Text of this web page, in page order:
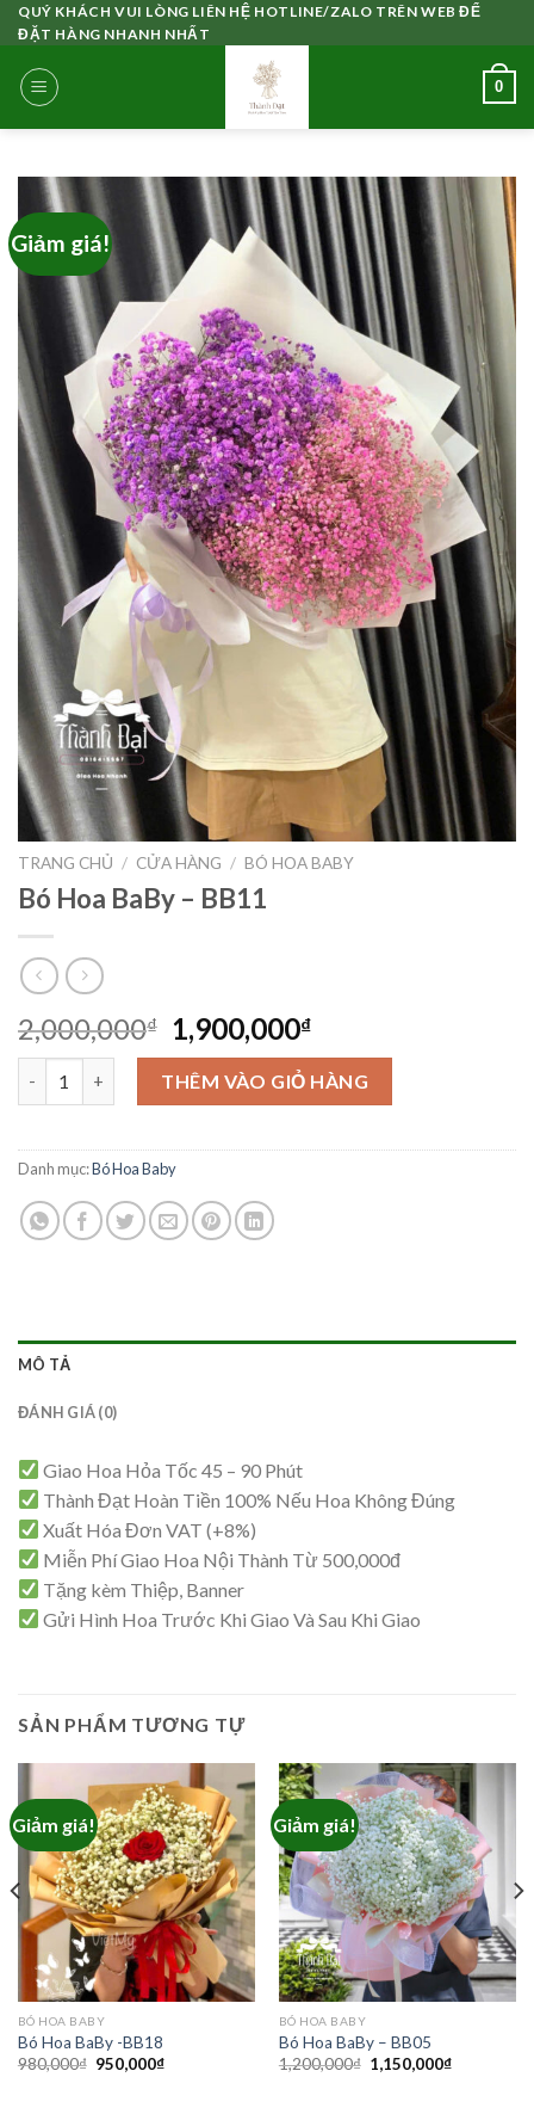
Skip
to
content
QUÝ KHÁCH VUI LÒNG LIÊN HỆ HOTLINE/ZALO TRÊN WEB ĐỂ
ĐẶT HÀNG NHANH NHẤT
0
Giảm giá!
TRANG CHỦ / CỬA HÀNG / BÓ HOA BABY
Bó Hoa BaBy – BB11
2,000,000₫
Giá
gốc
là:
2,000,000₫.
1,900,000₫Giá
hiện
tại
là:
1,900,000₫.
Bó Hoa BaBy - BB11 số lượngTHÊM VÀO GIỎ HÀNG
Danh mục:Bó Hoa Baby
MÔ TẢ
ĐÁNH GIÁ (0)
Giao Hoa Hỏa Tốc 45 – 90 Phút
Thành Đạt Hoàn Tiền 100% Nếu Hoa Không Đúng
Xuất Hóa Đơn VAT (+8%)
Miễn Phí Giao Hoa Nội Thành Từ 500,000đ
Tặng kèm Thiệp, Banner
Gửi Hình Hoa Trước Khi Giao Và Sau Khi Giao
SẢN PHẨM TƯƠNG TỰ
Giảm giá!
BÓ HOA BABY
Bó Hoa BaBy -BB18
980,000₫ Giá
950,000₫Giá
Giảm giá!
BÓ HOA BABY
Bó Hoa BaBy – BB05
1,200,000₫ Giá
gốc
1,150,000₫Giá